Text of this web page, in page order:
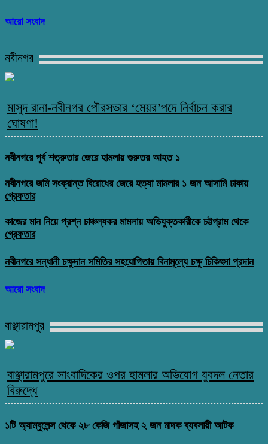
আরো সংবাদ
নবীনগর
মাসুদ রানা-নবীনগর পৌরসভার ‘মেয়র’পদে নির্বাচন করার
ঘোষণা!
নবীনগরে পূর্ব শত্রুতার জেরে হামলায় গুরুতর আহত ১
নবীনগরে জমি সংক্রান্ত বিরোধের জেরে হত্যা মামলার ১ জন আসামি ঢাকায়
গ্রেফতার
কাজের মান নিয়ে প্রশ্ন চাঞ্চল্যকর মামলায় অভিযুক্তকারীকে চট্টগ্রাম থেকে
গ্রেফতার
নবীনগরে সন্ধানী চক্ষুদান সমিতির সহযোগিতায় বিনামূল্যে চক্ষু চিকিৎসা প্রদান
আরো সংবাদ
বাঞ্ছারামপুর
বাঞ্ছারামপুরে সাংবাদিকের ওপর হামলার অভিযোগ যুবদল নেতার
বিরুদ্ধে
১টি অ্যাম্বুলেন্স থেকে ২৮ কেজি গাঁজাসহ ২ জন মাদক ব্যবসায়ী আটক